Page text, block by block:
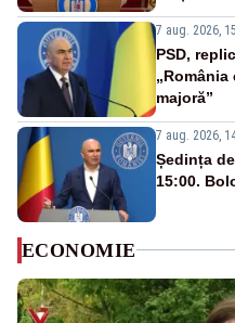
7 aug. 2026,
PSD,
majoră”
7 aug. 2026,
Ședința
15:00.
ECONOMIE